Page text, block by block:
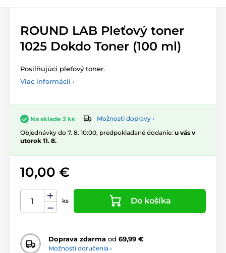
ROUND LAB Pleťový toner
1025 Dokdo Toner (100 ml)
Posilňujúci pleťový toner.
Viac informácií ›
Na sklade 2 ks
Možnosti dopravy ›
Objednávky do 7. 8. 10:00, predpokladané dodanie: u vás v
utorok 11. 8.
10,00 €
ks Do košíka
Doprava zdarma od 69,99 €
Možnosti doručenia ›